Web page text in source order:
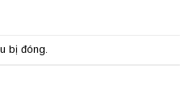
bị đóng.